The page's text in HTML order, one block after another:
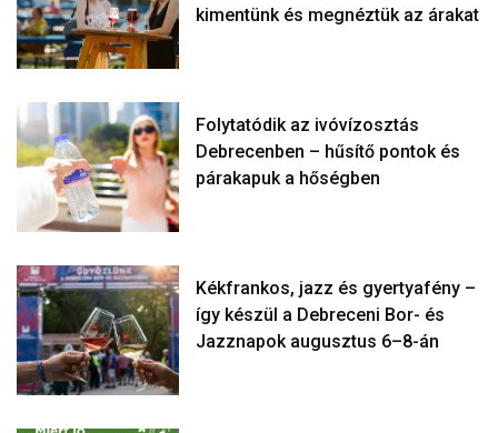
kimentünk és megnéztük az árakat
Folytatódik az ivóvízosztás
Debrecenben – hűsítő pontok és
párakapuk a hőségben
Kékfrankos, jazz és gyertyafény –
így készül a Debreceni Bor- és
Jazznapok augusztus 6–8-án